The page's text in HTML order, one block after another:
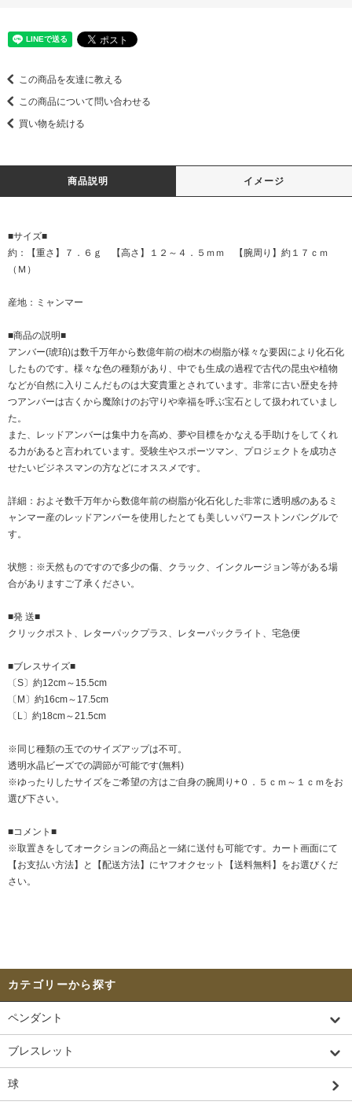
この商品を友達に教える
この商品について問い合わせる
買い物を続ける
商品説明 イメージ
■サイズ■
約：【重さ】７．６ｇ 【高さ】１２～４．５ｍｍ 【腕周り】約１７ｃｍ
（Ｍ）
産地：ミャンマー
■商品の説明■
アンバー(琥珀)は数千万年から数億年前の樹木の樹脂が様々な要因により化石化
したものです。様々な色の種類があり、中でも生成の過程で古代の昆虫や植物
などが自然に入りこんだものは大変貴重とされています。非常に古い歴史を持
つアンバーは古くから魔除けのお守りや幸福を呼ぶ宝石として扱われていまし
た。
また、レッドアンバーは集中力を高め、夢や目標をかなえる手助けをしてくれ
る力があると言われています。受験生やスポーツマン、プロジェクトを成功さ
せたいビジネスマンの方などにオススメです。
詳細：およそ数千万年から数億年前の樹脂が化石化した非常に透明感のあるミ
ャンマー産のレッドアンバーを使用したとても美しいパワーストンバングルで
す。
状態：※天然ものですので多少の傷、クラック、インクルージョン等がある場
合がありますご了承ください。
■発 送■
クリックポスト、レターパックプラス、レターパックライト、宅急便
■ブレスサイズ■
〔S〕約12cm～15.5cm
〔M〕約16cm～17.5cm
〔L〕約18cm～21.5cm
※同じ種類の玉でのサイズアップは不可。
透明水晶ビーズでの調節が可能です(無料)
※ゆったりしたサイズをご希望の方はご自身の腕周り+０．５ｃｍ～１ｃｍをお
選び下さい。
■コメント■
※取置きをしてオークションの商品と一緒に送付も可能です。カート画面にて
【お支払い方法】と【配送方法】にヤフオクセット【送料無料】をお選びくだ
さい。
カテゴリーから探す
ペンダント
ブレスレット
球